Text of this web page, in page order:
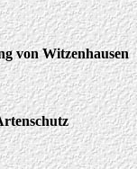
von Witzenhausen